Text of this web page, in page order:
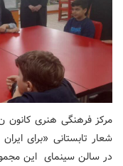
مرکز فرهنگی هنری کانون
شعار تابستانی «برای
در سالن سینمای این